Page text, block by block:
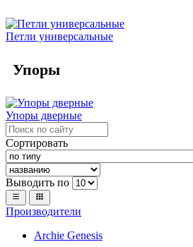
Петли универсальные
Упоры
Упоры дверные
Сортировать
Выводить по
Производители
Archie Genesis